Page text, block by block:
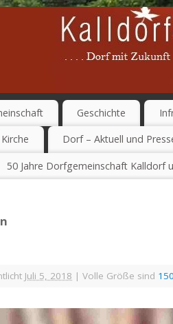
Geschichte
Kirche Dorf – Aktuell und
50 Jahre Dorfgemeinschaft Kalldorf
Juli 5, 2018 | Volle Größe sind